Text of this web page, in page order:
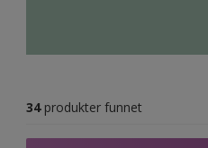
34 produkter funnet